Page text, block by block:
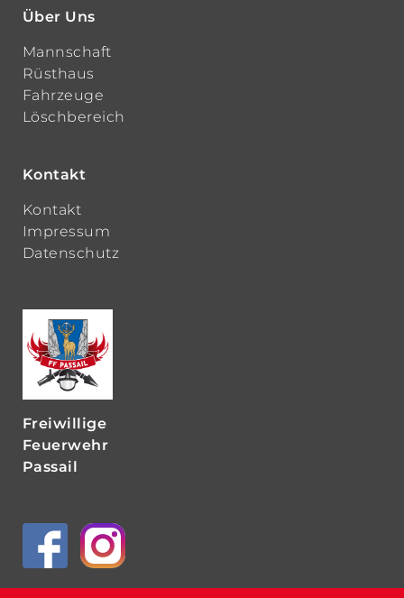
Über Uns
Mannschaft
Rüsthaus
Fahrzeuge
Löschbereich
Kontakt
Kontakt
Impressum
Datenschutz
Freiwillige
Feuerwehr
Passail